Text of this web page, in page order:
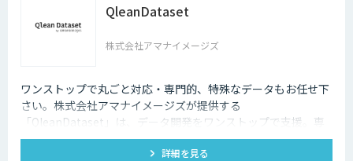
QleanDataset
株式会社アマナイメージズ
ワンストップで丸ごと対応・専門的、特殊なデータもお任せ下
さい。株式会社アマナイメージズが提供する
「QleanDataset」は、データ開発をワンストップで支援。専
門チームが多様なデータ制作から権利チェックまで対応し、商
詳細を見る